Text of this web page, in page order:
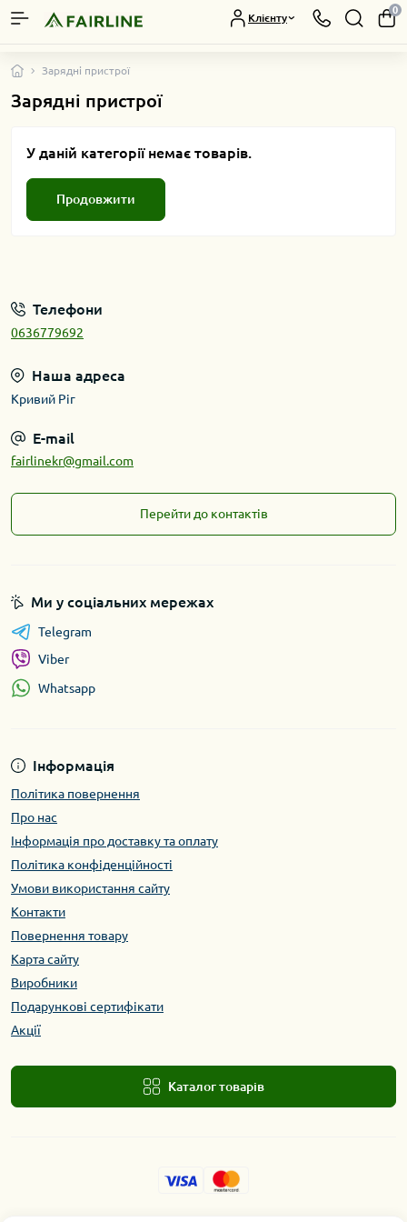
Клієнту
0
Зарядні пристрої
Зарядні пристрої
У даній категорії немає товарів.
Продовжити
Телефони
0636779692
Наша адреса
Кривий Ріг
E-mail
fairlinekr@gmail.com
Перейти до контактів
Інформація
Політика повернення
Про нас
Інформація про доставку та оплату
Політика конфіденційності
Умови використання сайту
Контакти
Повернення товару
Карта сайту
Виробники
Подарункові сертифікати
Акції
Каталог товарів
Ми у соціальних мережах
Telegram
Viber
Whatsapp